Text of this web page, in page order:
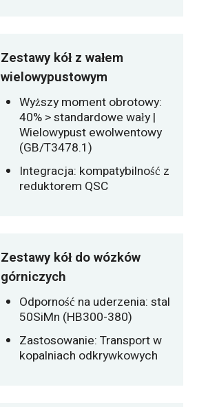
Zestawy kół z wałem
wielowypustowym
Wyższy moment obrotowy:
40% > standardowe wały |
Wielowypust ewolwentowy
(GB/T3478.1)
Integracja: kompatybilność z
reduktorem QSC
Zestawy kół do wózków
górniczych
Odporność na uderzenia: stal
50SiMn (HB300-380)
Zastosowanie: Transport w
kopalniach odkrywkowych